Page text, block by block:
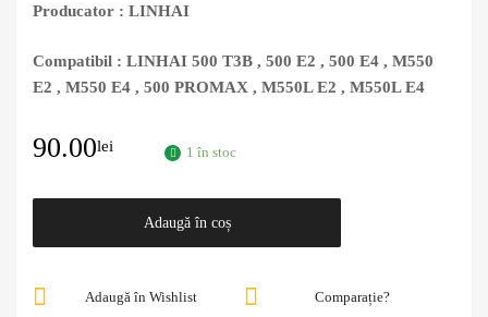
Producator : LINHAI
Compatibil : LINHAI 500 T3B , 500 E2 , 500 E4 , M550
E2 , M550 E4 , 500 PROMAX , M550L E2 , M550L E4
90.00lei 1 în stoc
Adaugă în coș
Comparație?
Adaugă în Wishlist